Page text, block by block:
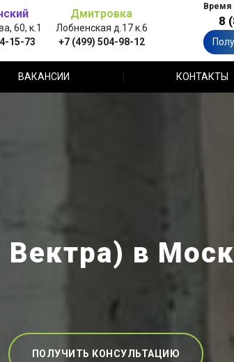
60, к.1
15-73
Дмитровка
Лобненская д.17 к.6
+7 (499) 504-98-12
Время
8
ВАКАНСИИ КОНТАКТЫ
в
ПОЛУЧИТЬ КОНСУЛЬТАЦИЮ